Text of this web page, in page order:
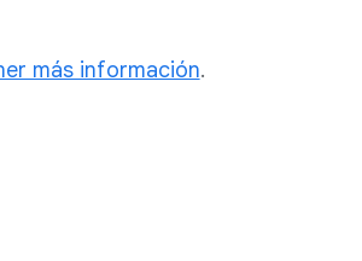
más información.